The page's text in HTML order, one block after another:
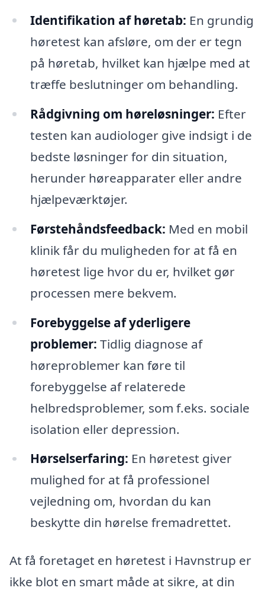
Identifikation af høretab: En grundig
høretest kan afsløre, om der er tegn
på høretab, hvilket kan hjælpe med at
træffe beslutninger om behandling.
Rådgivning om høreløsninger: Efter
testen kan audiologer give indsigt i de
bedste løsninger for din situation,
herunder høreapparater eller andre
hjælpeværktøjer.
Førstehåndsfeedback: Med en mobil
klinik får du muligheden for at få en
høretest lige hvor du er, hvilket gør
processen mere bekvem.
Forebyggelse af yderligere
problemer: Tidlig diagnose af
høreproblemer kan føre til
forebyggelse af relaterede
helbredsproblemer, som f.eks. sociale
isolation eller depression.
Hørselserfaring: En høretest giver
mulighed for at få professionel
vejledning om, hvordan du kan
beskytte din hørelse fremadrettet.
At få foretaget en høretest i Havnstrup er
ikke blot en smart måde at sikre, at din